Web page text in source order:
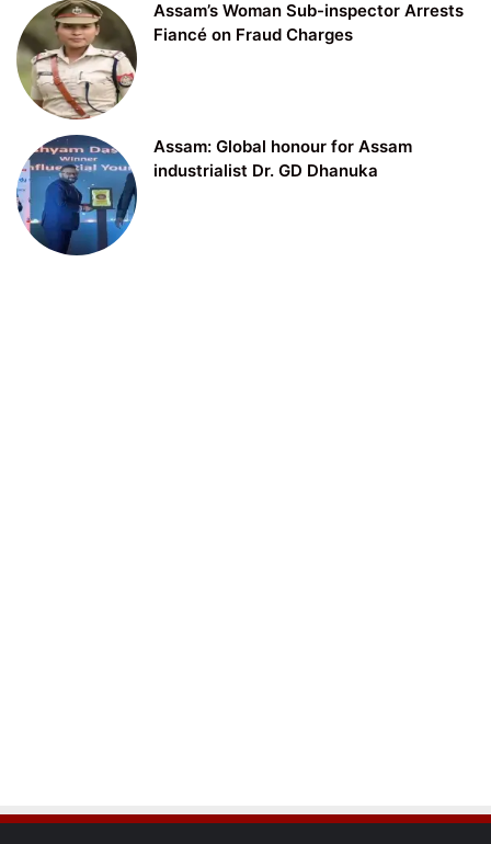
Assam’s Woman Sub-inspector Arrests
Fiancé on Fraud Charges
Assam: Global honour for Assam
industrialist Dr. GD Dhanuka